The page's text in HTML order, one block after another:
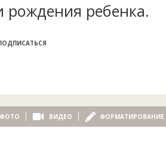
рождения ребенка.
ФОТО ВИДЕО ФОРМАТИРОВАНИЕ